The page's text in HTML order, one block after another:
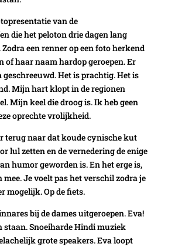
van de
die het peloton drie dagen lang
een renner op een foto herkend
of haar naam hardop geroepen. Er
geschreeuwd. Het is prachtig. Het is
Mijn hart klopt in de regionen
Mijn keel die droog is. Ik heb geen
oprechte vrolijkheid.
terug naar dat koude cynische kut
lul zetten en de vernedering de enige
humor geworden is. En het erge is,
mee. Je voelt pas het verschil zodra je
mogelijk. Op de fiets.
bij de dames uitgeroepen. Eva!
staan. Snoeiharde Hindi muziek
grote speakers. Eva loopt